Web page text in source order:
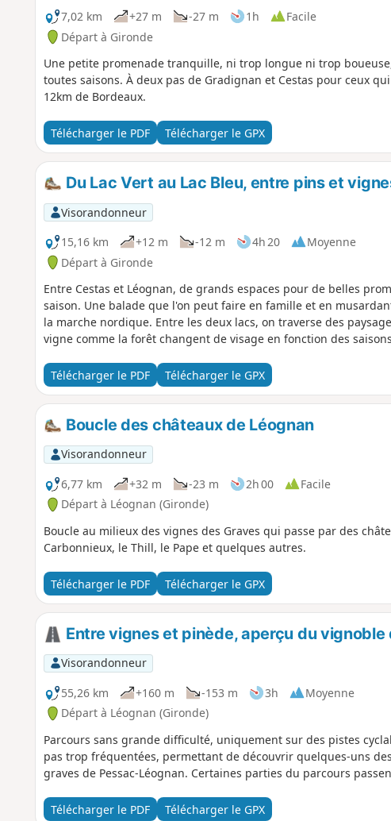
7,02 km
+27 m -27 m 1h
Facile
Départ à Gironde
Une petite promenade tranquille, ni trop longue ni trop
toutes saisons. À deux pas de Gradignan et Cestas pour ceux
12km de Bordeaux.
Télécharger le PDF Télécharger le GPX
Du Lac Vert au Lac Bleu, entre pins et
Visorandonneur
15,16 km
+12 m -12 m 4h 20
Moyenne
Départ à Gironde
Entre Cestas et Léognan, de grands espaces pour de belles
saison. Une balade que l'on peut faire en famille et en
la marche nordique. Entre les deux lacs, on traverse des
vigne comme la forêt changent de visage en fonction des
Télécharger le PDF Télécharger le GPX
Boucle des châteaux de Léognan
Visorandonneur
6,77 km
+32 m -23 m 2h 00
Facile
Départ à Léognan (Gironde)
Boucle au milieux des vignes des Graves qui passe par des
Carbonnieux, le Thill, le Pape et quelques autres.
Télécharger le PDF Télécharger le GPX
Entre vignes et pinède, aperçu du
Visorandonneur
55,26 km
+160 m -153 m 3h
Moyenne
Départ à Léognan (Gironde)
Parcours sans grande difficulté, uniquement sur des pistes
pas trop fréquentées, permettant de découvrir quelques-uns
graves de Pessac-Léognan. Certaines parties du parcours
Télécharger le PDF Télécharger le GPX